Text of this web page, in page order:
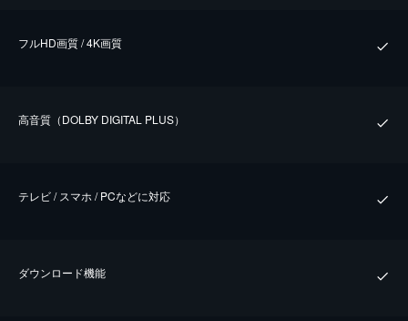
フルHD画質 / 4K画質
⾼⾳質（DOLBY DIGITAL PLUS）
テレビ / スマホ / PCなどに対応
ダウンロード機能